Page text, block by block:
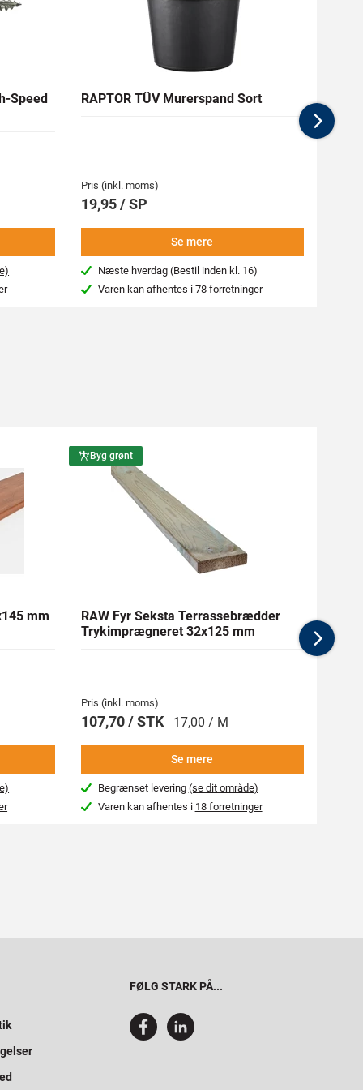
Speed
RAPTOR TÜV Murerspand Sort
Pris (inkl. moms)
19,95 / SP
Se mere
Næste hverdag (Bestil inden kl. 16)
Varen kan afhentes i 78 forretninger
mm
Byg grønt
RAW Fyr Seksta Terrassebrædder
Trykimprægneret 32x125 mm
Pris (inkl. moms)
107,70 / STK 17,00 / M
Se mere
Begrænset levering (se dit område)
Varen kan afhentes i 18 forretninger
mm
FØLG STARK PÅ...